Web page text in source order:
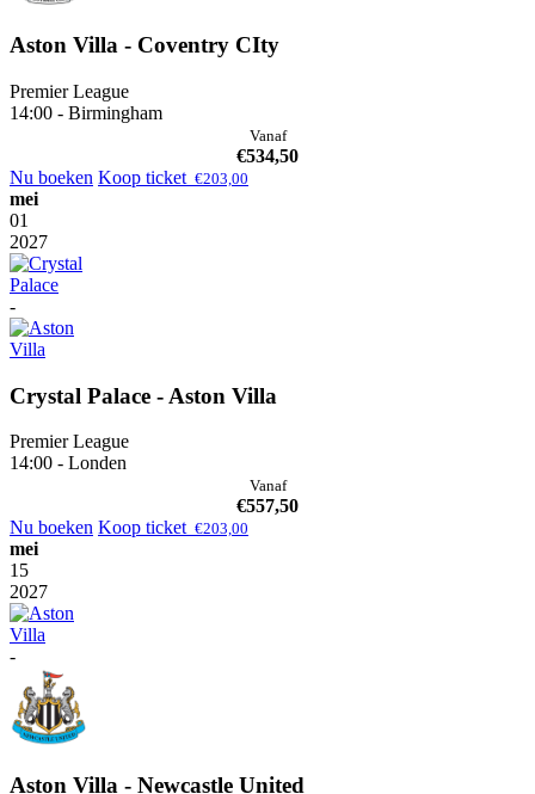
Aston Villa - Coventry CIty
Premier League
14:00 - Birmingham
Vanaf
€534,50
Nu boeken Koop ticket €203,00
mei
01
2027
-
Crystal Palace - Aston Villa
Premier League
14:00 - Londen
Vanaf
€557,50
Nu boeken Koop ticket €203,00
mei
15
2027
-
Aston Villa - Newcastle United